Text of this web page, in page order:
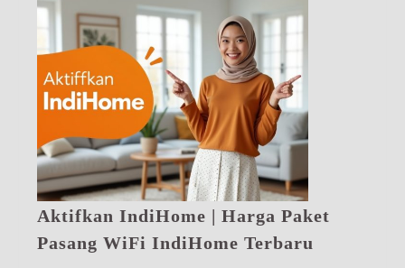
Aktifkan IndiHome | Harga Paket
Pasang WiFi IndiHome Terbaru